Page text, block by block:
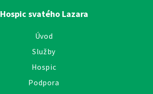
Hospic svatého Lazara
Úvod
Služby
Hospic
Podpora